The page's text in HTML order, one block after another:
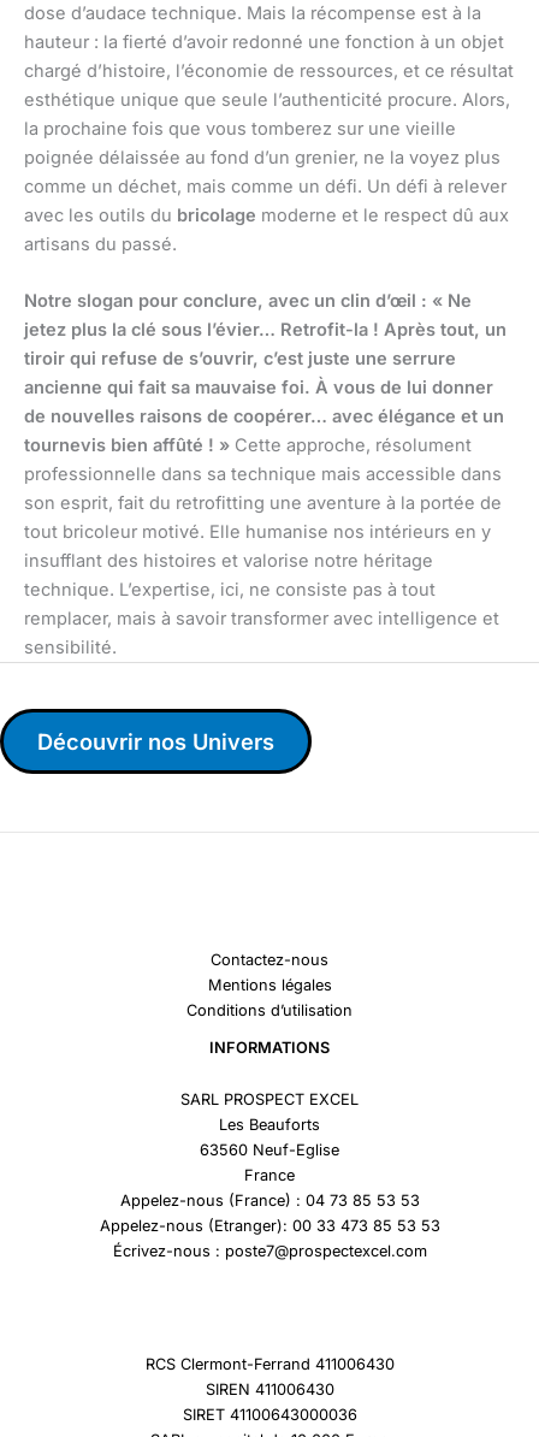
dose d’audace technique. Mais la récompense est à la
hauteur : la fierté d’avoir redonné une fonction à un objet
chargé d’histoire, l’économie de ressources, et ce résultat
esthétique unique que seule l’authenticité procure. Alors,
la prochaine fois que vous tomberez sur une vieille
poignée délaissée au fond d’un grenier, ne la voyez plus
comme un déchet, mais comme un défi. Un défi à relever
avec les outils du bricolage moderne et le respect dû aux
artisans du passé.
Notre slogan pour conclure, avec un clin d’œil : « Ne
jetez plus la clé sous l’évier… Retrofit-la ! Après tout, un
tiroir qui refuse de s’ouvrir, c’est juste une serrure
ancienne qui fait sa mauvaise foi. À vous de lui donner
de nouvelles raisons de coopérer… avec élégance et un
tournevis bien affûté ! » Cette approche, résolument
professionnelle dans sa technique mais accessible dans
son esprit, fait du retrofitting une aventure à la portée de
tout bricoleur motivé. Elle humanise nos intérieurs en y
insufflant des histoires et valorise notre héritage
technique. L’expertise, ici, ne consiste pas à tout
remplacer, mais à savoir transformer avec intelligence et
sensibilité.
Découvrir nos Univers
Contactez-nous
Mentions légales
Conditions d’utilisation
INFORMATIONS
SARL PROSPECT EXCEL
Les Beauforts
63560 Neuf-Eglise
France
Appelez-nous (France) : 04 73 85 53 53
Appelez-nous (Etranger): 00 33 473 85 53 53
Écrivez-nous : poste7@prospectexcel.com
RCS Clermont-Ferrand 411006430
SIREN 411006430
SIRET 41100643000036